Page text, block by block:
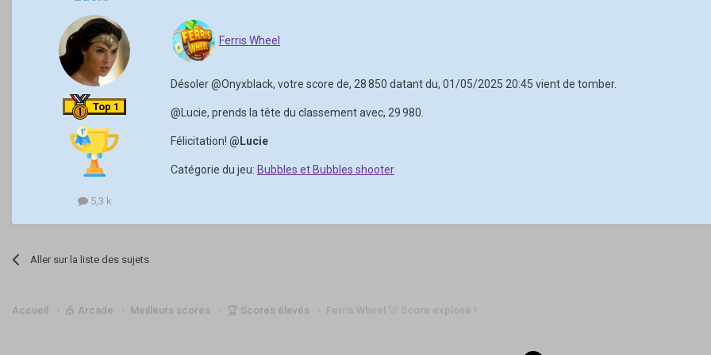
Top 1
5,3 k
Ferris Wheel
Désoler@Onyxblack, votre score de, 28 850 datant du, 01/05/2025 20:45 vient de tomber.
@Lucie, prends la tête du classement avec, 29 980.
Félicitation! @Lucie
Catégorie du jeu: Bubbles et Bubbles shooter
Aller sur la liste des sujets
Accueil 🎪 Arcade Meilleurs scores 🏆 Scores élevés Ferris Wheel 🚀 Score explosé !